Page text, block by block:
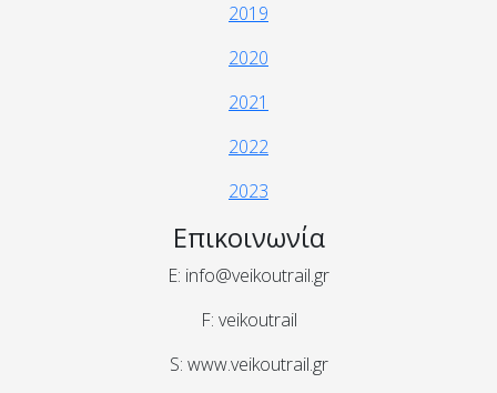
2019
2020
2021
2022
2023
Επικοινωνία
E: info@veikoutrail.gr
F: veikoutrail
S: www.veikoutrail.gr